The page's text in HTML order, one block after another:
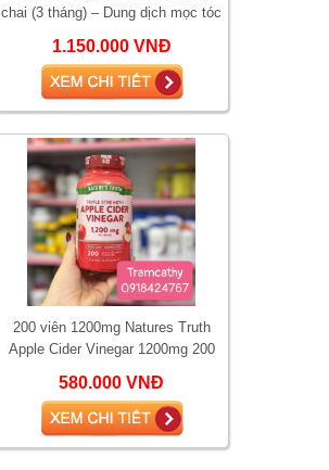
chai (3 tháng) – Dung dịch mọc tóc
1.150.000 VNĐ
200 viên 1200mg Natures Truth
Apple Cider Vinegar 1200mg 200
Hóa
580.000 VNĐ